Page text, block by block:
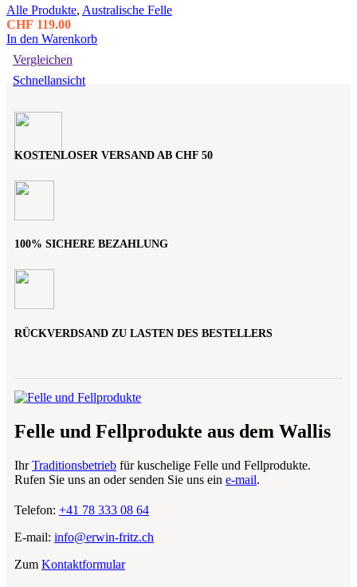
der
Alle Produkte, Australische Felle
CHF 119.00
In den Warenkorb
Vergleichen
Schnellansicht
KOSTENLOSER VERSAND AB CHF 50
100% SICHERE BEZAHLUNG
RÜCKVERDSAND ZU LASTEN DES BESTELLERS
Felle und Fellprodukte aus dem Wallis
IhrTraditionsbetrieb für kuschelige Felle und Fellprodukte.
Rufen Sie uns an oder senden Sie uns ein e-mail.
Telefon: +41 78 333 08 64
E-mail: info@erwin-fritz.ch
Zum Kontaktformular